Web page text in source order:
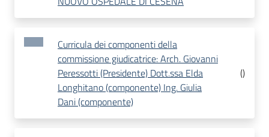
Curricula dei componenti della
commissione giudicatrice: Arch. Giovanni
Peressotti (Presidente) Dott.ssa Elda
Longhitano (componente) Ing. Giulia
Dani (componente)
()